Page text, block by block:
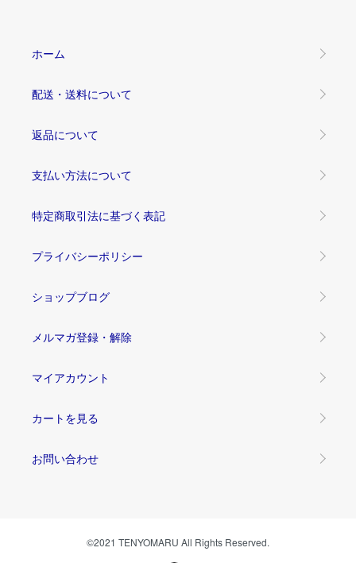
ホーム
配送・送料について
返品について
支払い方法について
特定商取引法に基づく表記
プライバシーポリシー
ショップブログ
メルマガ登録・解除
マイアカウント
カートを見る
お問い合わせ
©2021 TENYOMARU All Rights Reserved.